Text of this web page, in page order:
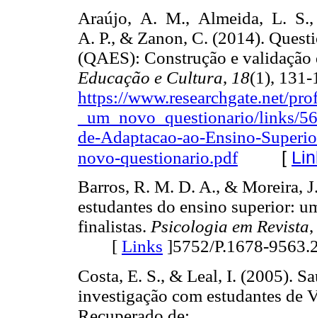
Araújo, A. M., Almeida, L. S.,
A. P., & Zanon, C. (2014).
(QAES): Construção e
Educação e Cultura, 18(1), 131-
https://www.researchgate.net/
_um_novo_questionario/links/
de-Adaptacao-ao-Ensino-
novo-questionario.pdf
[
Barros, R. M. D. A., & Moreira,
estudantes do ensino superior:
finalistas. Psicologia em Revista,
[ Links ]5752/P.1678-
Costa, E. S., & Leal, I. (2005).
investigação com estudantes de